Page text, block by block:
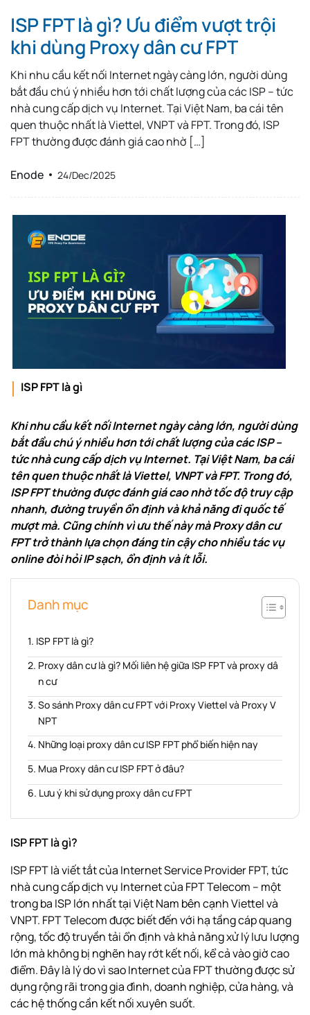
ISP FPT là gì? Ưu điểm vượt trội
khi dùng Proxy dân cư FPT
Khi nhu cầu kết nối Internet ngày càng lớn, người dùng
bắt đầu chú ý nhiều hơn tới chất lượng của các ISP – tức
nhà cung cấp dịch vụ Internet. Tại Việt Nam, ba cái tên
quen thuộc nhất là Viettel, VNPT và FPT. Trong đó, ISP
FPT thường được đánh giá cao nhờ […]
Enode 24/Dec/2025
ISP FPT là gì
Khi nhu cầu kết nối Internet ngày càng lớn, người dùng
bắt đầu chú ý nhiều hơn tới chất lượng của các ISP –
tức nhà cung cấp dịch vụ Internet. Tại Việt Nam, ba cái
tên quen thuộc nhất là Viettel, VNPT và FPT. Trong đó,
ISP FPT thường được đánh giá cao nhờ tốc độ truy cập
nhanh, đường truyền ổn định và khả năng đi quốc tế
mượt mà. Cũng chính vì ưu thế này mà Proxy dân cư
FPT trở thành lựa chọn đáng tin cậy cho nhiều tác vụ
online đòi hỏi IP sạch, ổn định và ít lỗi.
Danh mục
ISP FPT là gì?
Proxy dân cư là gì? Mối liên hệ giữa ISP FPT và proxy dâ
n cư
So sánh Proxy dân cư FPT với Proxy Viettel và Proxy V
NPT
Những loại proxy dân cư ISP FPT phổ biến hiện nay
Mua Proxy dân cư ISP FPT ở đâu?
Lưu ý khi sử dụng proxy dân cư FPT
ISP FPT là gì?
ISP FPT là viết tắt của Internet Service Provider FPT, tức
nhà cung cấp dịch vụ Internet của FPT Telecom – một
trong ba ISP lớn nhất tại Việt Nam bên cạnh Viettel và
VNPT. FPT Telecom được biết đến với hạ tầng cáp quang
rộng, tốc độ truyền tải ổn định và khả năng xử lý lưu lượng
lớn mà không bị nghẽn hay rớt kết nối, kể cả vào giờ cao
điểm. Đây là lý do vì sao Internet của FPT thường được sử
dụng rộng rãi trong gia đình, doanh nghiệp, cửa hàng, và
các hệ thống cần kết nối xuyên suốt.